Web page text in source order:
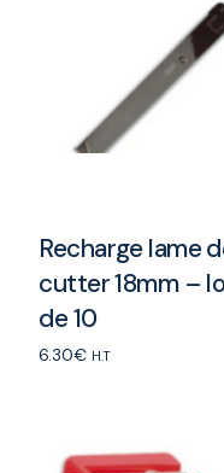
Recharge lame
cutter 18mm –
de 10
6.30€ H.T